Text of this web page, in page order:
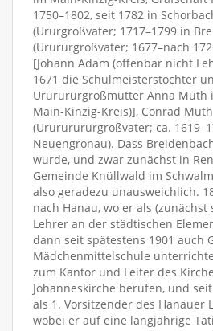
1750–1802, seit 1782 in
(Ururgroßvater; 1717–1799 in
(Urururgroßvater; 1677–nach
[Johann Adam (offenbar nicht
1671 die Schulmeisterstochter
Ururururgroßmutter Anna Muth
Main-Kinzig-Kreis)], Conrad Muth
(Urururururgroßvater; ca.
Neuengronau). Dass
wurde, und zwar zunächst in
Gemeinde Knüllwald im
also geradezu unausweichlich.
nach Hanau, wo er als
Lehrer an der städtischen
dann seit spätestens 1901 auch
Mädchenmittelschule
zum Kantor und Leiter des
Johanneskirche berufen, und
als 1. Vorsitzender des Hanauer
wobei er auf eine langjährige